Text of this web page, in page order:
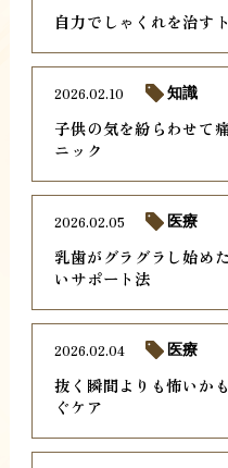
自力でしゃくれを治す
子供の気を紛らわせて
ニック
2026.02.10 知識
乳歯がグラグラし始め
いサポート法
2026.02.05 医療
抜く瞬間よりも怖いか
ぐケア
2026.02.04 医療